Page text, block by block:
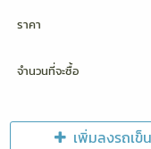
ราคา
จำนวนที่จะซื้อ
เพิ่มลงรถเข็น